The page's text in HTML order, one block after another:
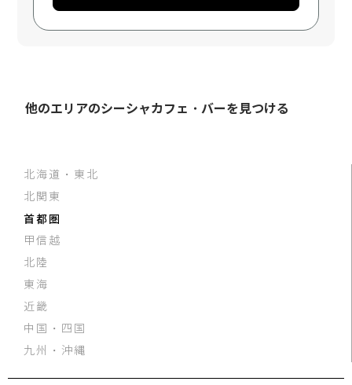
他のエリアのシーシャカフェ・バーを見つける
北海道・東北
北関東
首都圏
甲信越
北陸
東海
近畿
中国・四国
九州・沖縄